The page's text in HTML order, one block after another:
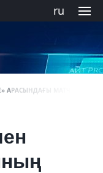
ru
АРАСЫНДАҒЫ МАТЧТЫҢ